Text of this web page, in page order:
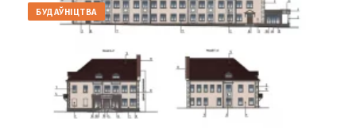
БУДАЎНІЦТВА